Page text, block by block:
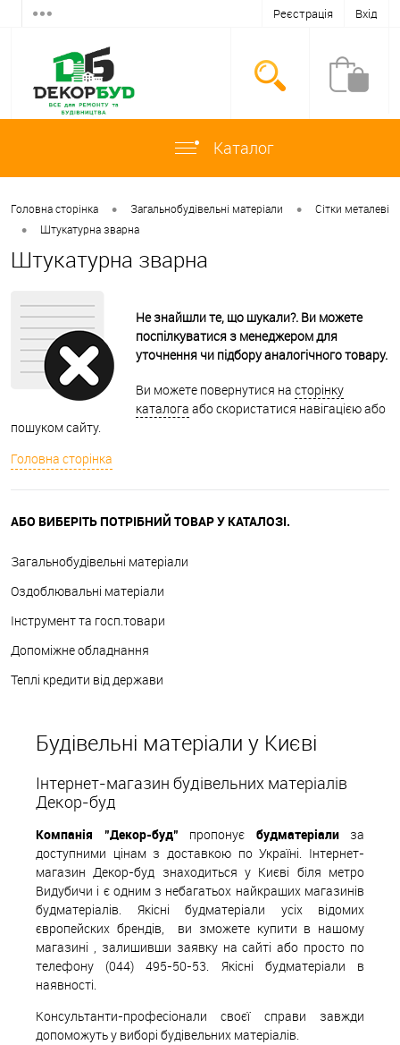
Реєстрація Вхід
Каталог
Головна сторінка • Загальнобудівельні матеріали • Сітки металеві
• Штукатурна зварна
Штукатурна зварна
Не знайшли те, що шукали?. Ви можете
поспілкуватися з менеджером для
уточнення чи підбору аналогічного товару.
Ви можете повернутися на сторінку
каталога або скористатися навігацією або
пошуком сайту.
Головна сторінка
АБО ВИБЕРІТЬ ПОТРІБНИЙ ТОВАР У КАТАЛОЗІ.
Загальнобудівельні матеріали
Оздоблювальні матеріали
Інструмент та госп.товари
Допоміжне обладнання
Теплі кредити від держави
Будівельні матеріали у Києві
Інтернет-магазин будівельних матеріалів
Декор-буд
Компанія "Декор-буд" пропонує будматеріализа
доступними цінам з доставкою по Україні. Інтернет-
магазин Декор-буд знаходиться у Києві біля метро
Видубичи і є одним з небагатьох найкращих магазинів
будматеріалів. Якісні будматеріали усіх відомих
європейских брендів, ви зможете купити в нашому
магазині , залишивши заявку на сайті або просто по
телефону (044) 495-50-53. Якісні будматеріали в
наявності.
Консультанти-професіонали своєї справи завжди
допоможуть у виборі будівельних матеріалів.